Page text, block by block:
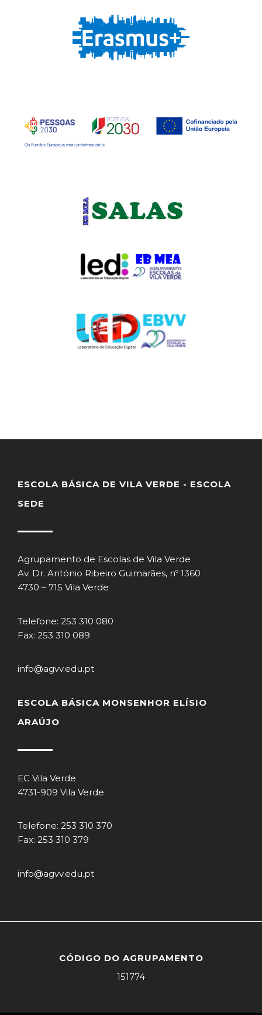
ESCOLA BÁSICA DE VILA VERDE - ESCOLA
SEDE
Agrupamento de Escolas de Vila Verde
Av. Dr. António Ribeiro Guimarães, nº 1360
4730 – 715 Vila Verde
Telefone: 253 310 080
Fax: 253 310 089
info@agvv.edu.pt
ESCOLA BÁSICA MONSENHOR ELÍSIO
ARAÚJO
EC Vila Verde
4731-909 Vila Verde
Telefone: 253 310 370
Fax: 253 310 379
info@agvv.edu.pt
CÓDIGO DO AGRUPAMENTO
151774